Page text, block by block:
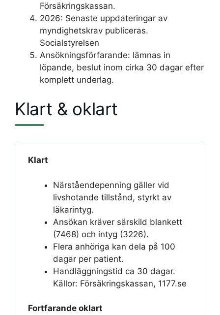
Försäkringskassan.
2026: Senaste uppdateringar av
myndighetskrav publiceras.
Socialstyrelsen
Ansökningsförfarande: lämnas in
löpande, beslut inom cirka 30 dagar efter
komplett underlag.
Klart & oklart
Klart
Närståendepenning gäller vid
livshotande tillstånd, styrkt av
läkarintyg.
Ansökan kräver särskild blankett
(7468) och intyg (3226).
Flera anhöriga kan dela på 100
dagar per patient.
Handläggningstid ca 30 dagar.
Källor: Försäkringskassan, 1177.se
Fortfarande oklart